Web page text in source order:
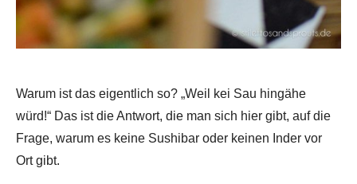
Warum ist das eigentlich so? „Weil kei Sau hingähe
würd!“ Das ist die Antwort, die man sich hier gibt, auf die
Frage, warum es keine Sushibar oder keinen Inder vor
Ort gibt.